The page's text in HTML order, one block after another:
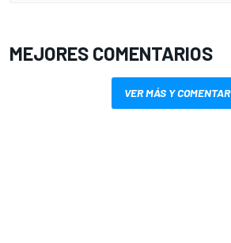
MEJORES COMENTARIOS
VER MÁS Y COMENTAR